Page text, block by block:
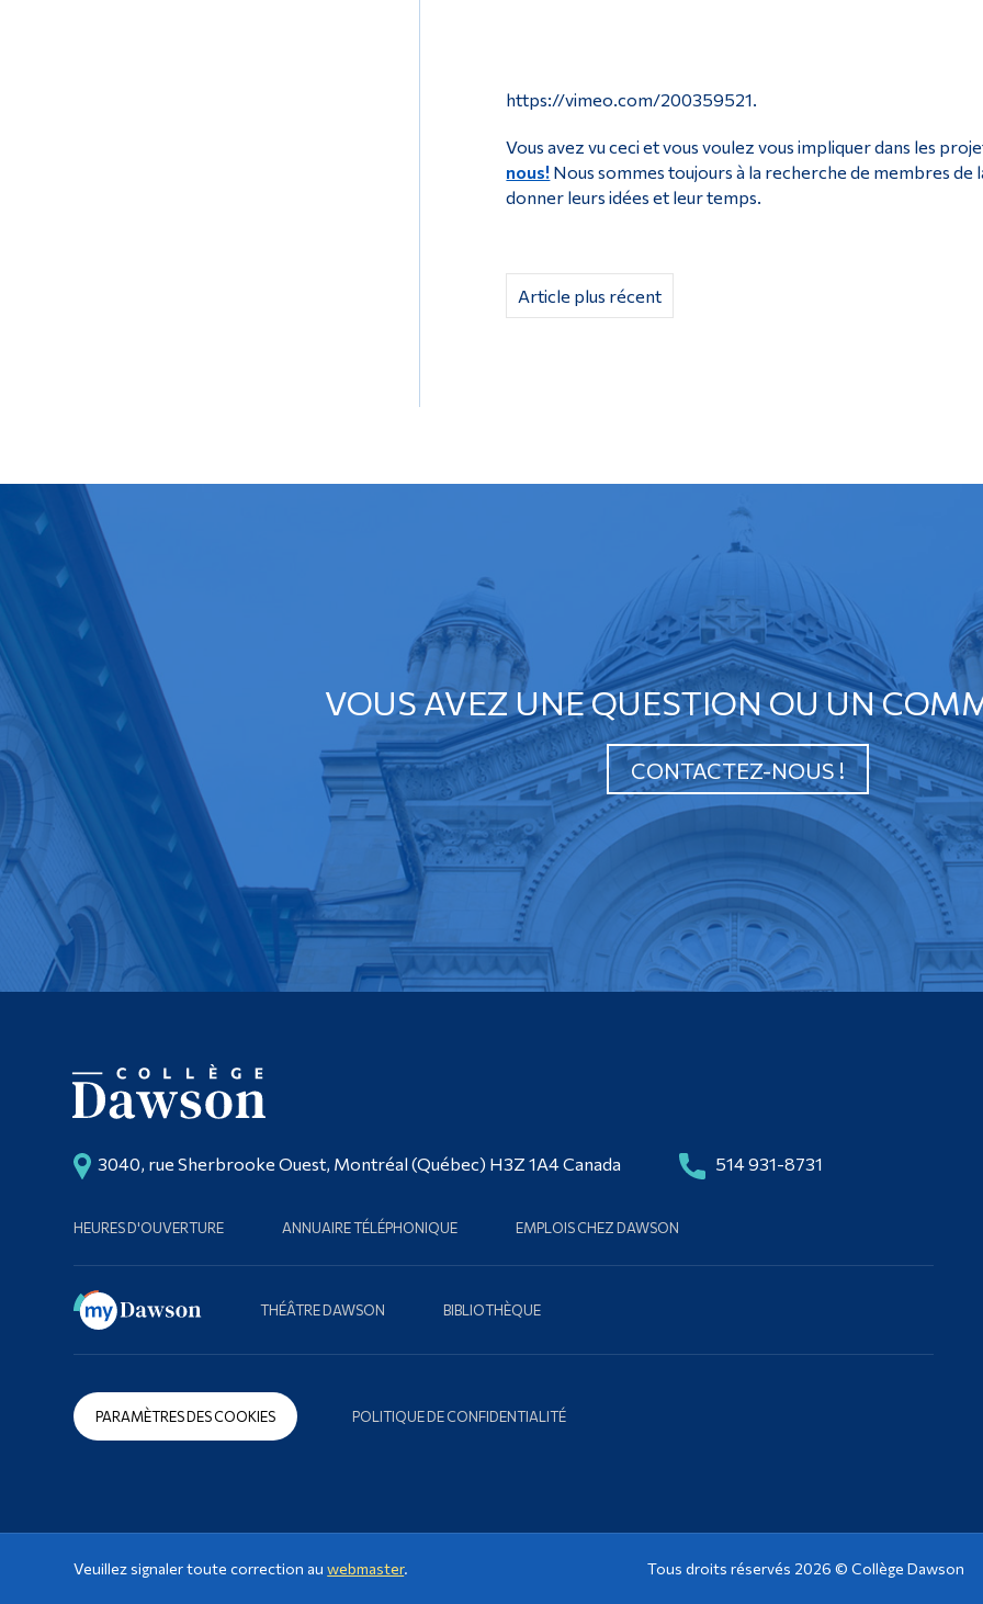
https://vimeo.com/200359521.
Vous avez vu ceci et vous voulez vous impliquer dans les
nous! Nous sommes toujours à la recherche de membres
donner leurs idées et leur temps.
Article plus récent
VOUS AVEZ UNE QUESTION OU UN
CONTACTEZ-NOUS !
3040, rue Sherbrooke Ouest, Montréal (Québec) H3Z 1A4 Canada 514 931-8731
HEURES D'OUVERTURE ANNUAIRE TÉLÉPHONIQUE EMPLOIS CHEZ DAWSON
THÉÂTRE DAWSON BIBLIOTHÈQUE
PARAMÈTRES DES COOKIES POLITIQUE DE CONFIDENTIALITÉ
Veuillez signaler toute correction auwebmaster. Tous droits réservés 2026 ©Collège Dawson